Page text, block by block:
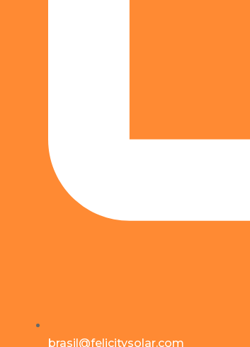
brasil@felicitysolar.com